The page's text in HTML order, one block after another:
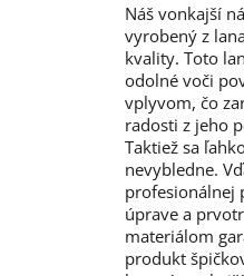
Náš vonkajší
vyrobený z
kvality. Toto
odolné voči
vplyvom, čo
radosti z jeho
Taktiež sa
nevybledne.
profesionálnej
úprave a
materiálom
produkt